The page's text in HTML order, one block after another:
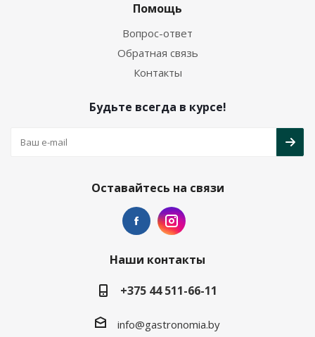
Помощь
Вопрос-ответ
Обратная связь
Контакты
Будьте всегда в курсе!
Оставайтесь на связи
Наши контакты
+375 44 511-66-11
info@gastronomia.by